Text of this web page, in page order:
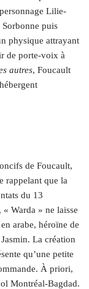
Lilie-
puis
physique attrayant
de porte-voix à
autres, Foucault
de Foucault,
rappelant que la
du 13
Warda » ne laisse
arabe, héroïne de
La création
qu’une petite
À priori,
Montréal-Bagdad.